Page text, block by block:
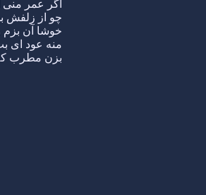
اگر عمر
چو از زلفش
خوشا آن بزم
منه عود ای
بزن مطرب